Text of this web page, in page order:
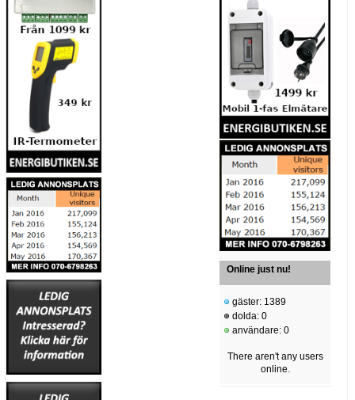
Online just nu!
gäster: 1389
dolda: 0
användare: 0
There aren't any users
online.